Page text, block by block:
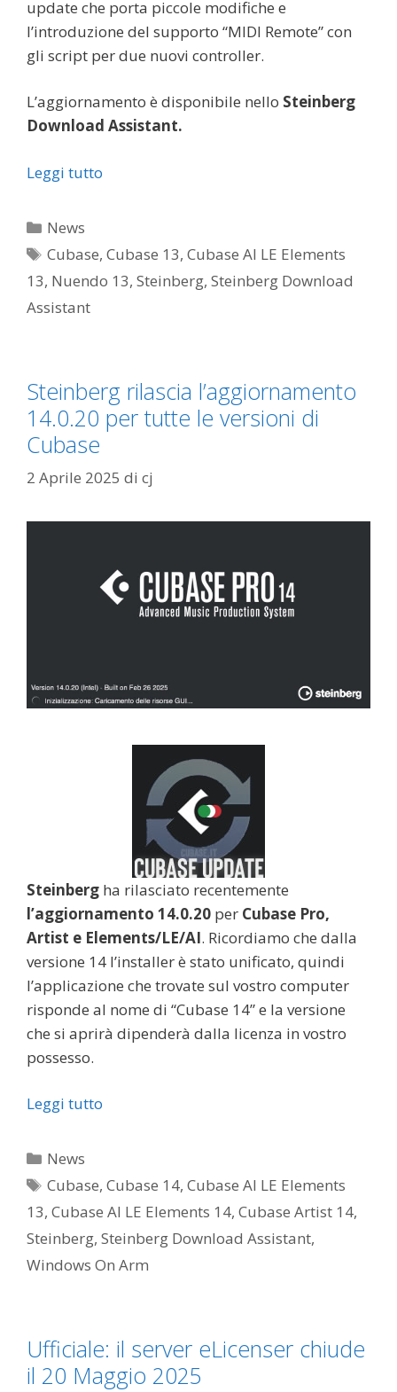
update che porta piccole modifiche e
l’introduzione del supporto “MIDI Remote” con
gli script per due nuovi controller.
L’aggiornamento è disponibile nello Steinberg
Download Assistant.
Leggi tutto
Categorie
News
Tag
Cubase,Cubase 13,Cubase AI LE Elements
13, Nuendo 13, Steinberg, Steinberg Download
Assistant
Steinberg rilascia l’aggiornamento
14.0.20 per tutte le versioni di
Cubase
2 Aprile 2025 di cj
Steinberg ha rilasciato recentemente
l’aggiornamento 14.0.20 per Cubase Pro,
Artist e Elements/LE/AI. Ricordiamo che dalla
versione 14 l’installer è stato unificato, quindi
l’applicazione che trovate sul vostro computer
risponde al nome di “Cubase 14” e la versione
che si aprirà dipenderà dalla licenza in vostro
possesso.
Leggi tutto
Categorie
News
Tag
Cubase,Cubase 14,Cubase AI LE Elements
13, Cubase AI LE Elements 14, Cubase Artist 14,
Steinberg, Steinberg Download Assistant,
Windows On Arm
Ufficiale: il server eLicenser chiude
il 20 Maggio 2025